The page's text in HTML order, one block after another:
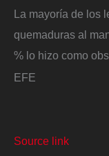
La mayoría de los
quemaduras al
% lo hizo como
EFE
Source link